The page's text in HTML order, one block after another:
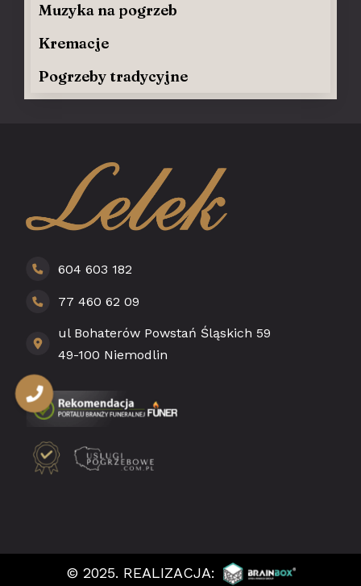
Muzyka na pogrzeb
Kremacje
Pogrzeby tradycyjne
604 603 182
77 460 62 09
ul Bohaterów Powstań Śląskich 59
49-100 Niemodlin
© 2025. REALIZACJA: